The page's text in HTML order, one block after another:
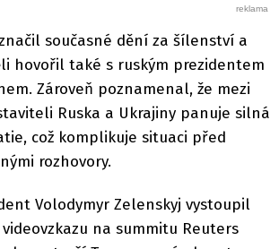
současné dění za šílenství a
hovořil také s ruským prezidentem
Zároveň poznamenal, že mezi
Ruska a Ukrajiny panuje silná
což komplikuje situaci před
rozhovory.
Volodymyr Zelenskyj vystoupil
na summitu Reuters